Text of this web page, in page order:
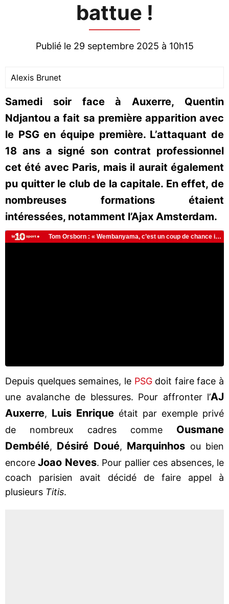
battue !
Publié le 29 septembre 2025 à 10h15
Alexis Brunet
Samedi soir face à Auxerre, Quentin
Ndjantou a fait sa première apparition avec
le PSG en équipe première. L’attaquant de
18 ans a signé son contrat professionnel
cet été avec Paris, mais il aurait également
pu quitter le club de la capitale. En effet, de
nombreuses formations étaient
intéressées, notamment l’Ajax Amsterdam.
Depuis quelques semaines, le PSGdoit faire face à
une avalanche de blessures. Pour affronter l’AJ
Auxerre, Luis Enrique était par exemple privé
de nombreux cadres comme Ousmane
Dembélé, Désiré Doué, Marquinhos ou bien
encoreJoao Neves. Pour pallier ces absences, le
coach parisien avait décidé de faire appel à
plusieurs Titis.